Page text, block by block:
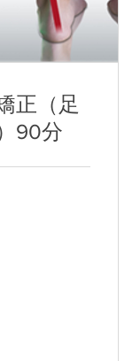
正（足
90分